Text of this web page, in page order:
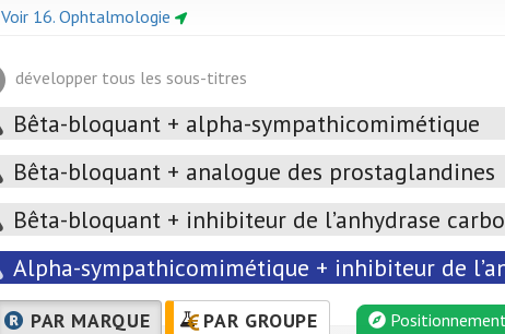
Voir 16. Ophtalmologie
développer tous les sous-titres
Bêta-bloquant + alpha-sympathicomimétique
Bêta-bloquant + analogue des prostaglandines
Bêta-bloquant + inhibiteur de l’anhydrase
Alpha-sympathicomimétique + inhibiteur de
PAR MARQUE PAR GROUPE